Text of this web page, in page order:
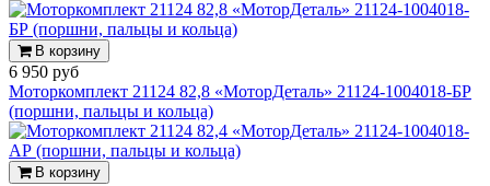
В корзину
6 950 руб
Моторкомплект 21124 82,8 «МоторДеталь» 21124-1004018-БР
(поршни, пальцы и кольца)
В корзину